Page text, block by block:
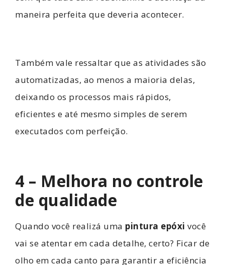
maneira perfeita que deveria acontecer.
Também vale ressaltar que as atividades são
automatizadas, ao menos a maioria delas,
deixando os processos mais rápidos,
eficientes e até mesmo simples de serem
executados com perfeição.
4 – Melhora no controle
de qualidade
Quando você realizá uma pintura epóxi você
vai se atentar em cada detalhe, certo? Ficar de
olho em cada canto para garantir a eficiência